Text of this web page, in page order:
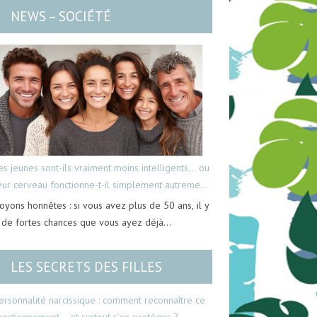
NEWS – SOCIÉTÉ
jeunes sont-ils vraiment moins intelligents… ou
cerveau fonctionne-t-il simplement autrement
honnêtes : si vous avez plus de 50 ans, il y
de fortes chances que vous ayez déjà…
LES SECRETS DES FILLES
narcissique : comment reconnaître ce